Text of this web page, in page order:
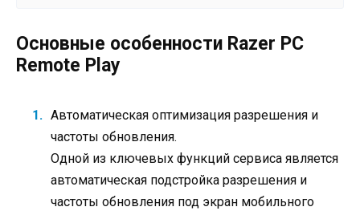
Основные особенности Razer PC
Remote Play
Автоматическая оптимизация разрешения и
частоты обновления.
Одной из ключевых функций сервиса является
автоматическая подстройка разрешения и
частоты обновления под экран мобильного